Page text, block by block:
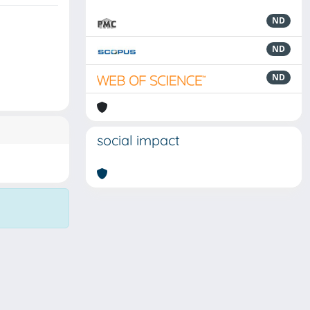
ND
ND
ND
social impact